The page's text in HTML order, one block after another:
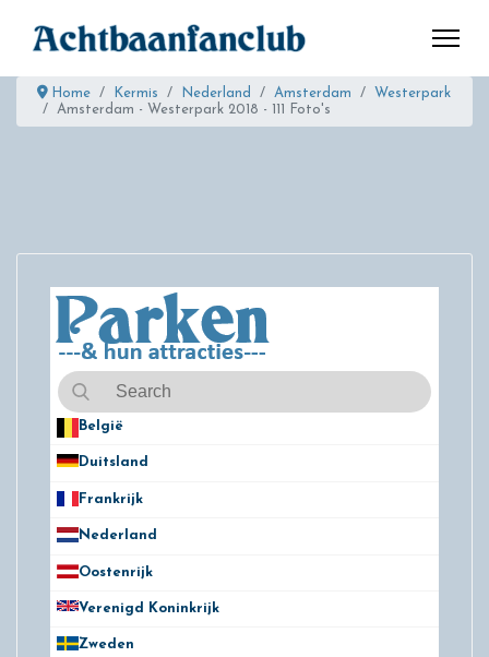
Home Kermis Nederland Amsterdam
Westerpark
Amsterdam - Westerpark 2018 - 111 Foto's
België
Duitsland
Frankrijk
Nederland
Oostenrijk
Verenigd Koninkrijk
Zweden